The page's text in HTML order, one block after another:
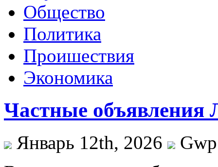
Общество
Политика
Проишествия
Экономика
Частные
Январь 12th, 2026
Gwp